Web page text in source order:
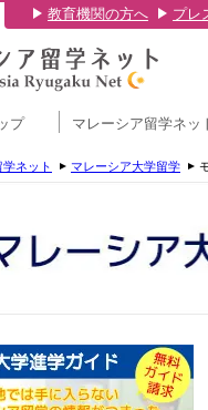
教育機関の方へ プレ
プ マレーシア留学ネッ
ネット マレーシア大学留学